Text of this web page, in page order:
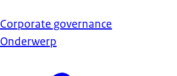
Corporate governance
Onderwerp